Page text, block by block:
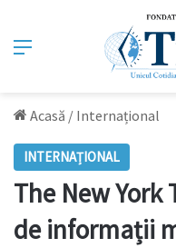
Meniu
Acasă / Internațional
INTERNAȚIONAL
The New York
de informații